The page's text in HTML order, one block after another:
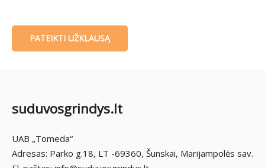
PATEIKTI UŽKLAUSĄ
suduvosgrindys.lt
UAB „Tomeda“
Adresas: Parko g.18, LT -69360, Šunskai, Marijampolės sav.